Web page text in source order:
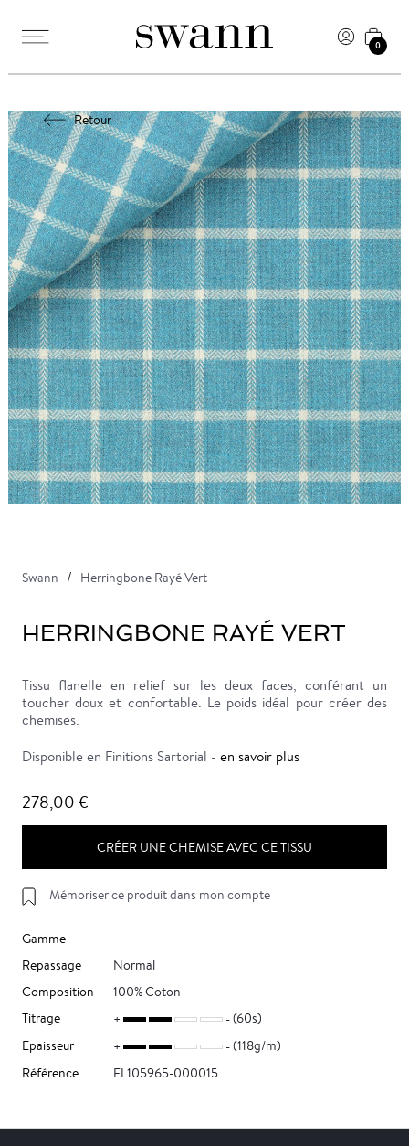
0
Retour
Swann Herringbone Rayé Vert
HERRINGBONE RAYÉ VERT
Tissu flanelle en relief sur les deux faces, conférant un
toucher doux et confortable. Le poids idéal pour créer des
chemises.
Disponible en Finitions Sartorial - en savoir plus
278,00 €
CRÉER UNE CHEMISE AVEC CE TISSU
Mémoriser ce produit dans mon compte
Gamme
Repassage
Normal
Composition
100% Coton
Titrage
(60s)
Epaisseur
(118g/m)
Référence
FL105965-000015